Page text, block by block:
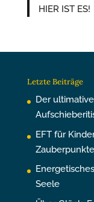
HIER IST ES!
Letzte Beiträge
Der
EFT für
Seele